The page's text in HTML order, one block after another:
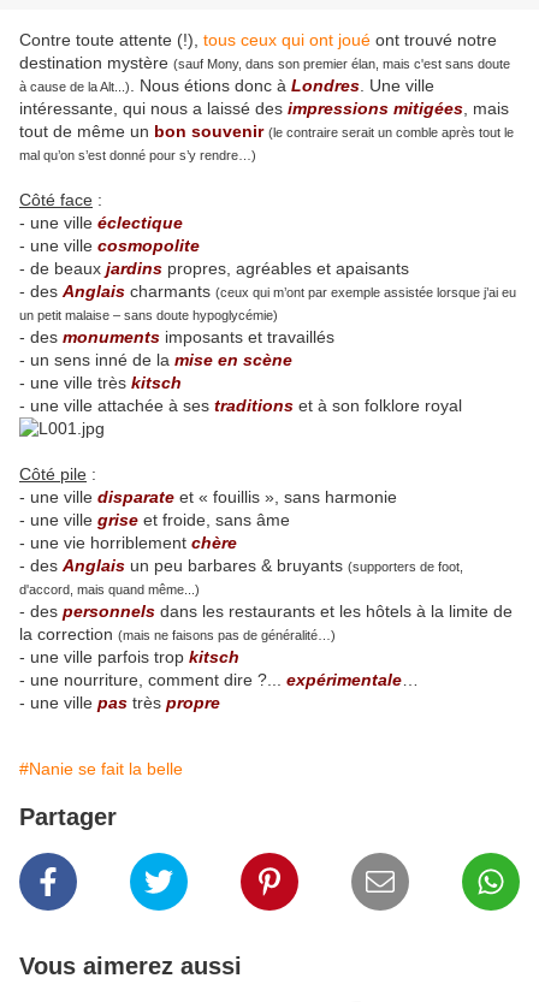
Contre toute attente (!), tous ceux qui ont joué ont trouvé notre
destination mystère (sauf Mony, dans son premier élan, mais c'est sans doute
à cause de la Alt...)
. Nous étions donc à Londres . Une ville
intéressante, qui nous a laissé des impressions mitigées , mais
tout de même un bon souvenir (le contraire serait un comble après tout le
mal qu’on s’est donné pour s’y rendre…)
Côté face :
- une ville éclectique
- une ville cosmopolite
- de beaux jardins propres, agréables et apaisants
- des Anglais charmants (ceux qui m’ont par exemple assistée lorsque j’ai eu
un petit malaise – sans doute hypoglycémie)
- des monuments imposants et travaillés
- un sens inné de la mise en scène
- une ville très kitsch
- une ville attachée à ses traditions et à son folklore royal
Côté pile :
- une ville disparate et « fouillis », sans harmonie
- une ville grise et froide, sans âme
- une vie horriblement chère
- des Anglais un peu barbares & bruyants (supporters de foot,
d'accord, mais quand même...)
- des personnels dans les restaurants et les hôtels à la limite de
la correction (mais ne faisons pas de généralité…)
- une ville parfois trop kitsch
- une nourriture, comment dire ?... expérimentale
- une ville pas très propre
#Nanie se fait la belle
Partager
Vous aimerez aussi